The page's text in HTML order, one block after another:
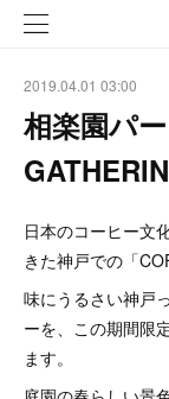
2019.04.01 03:00
相楽園パ
日本のコーヒー文
きた神戸での「
味にうるさい神戸
ーを、この期間限
ます。